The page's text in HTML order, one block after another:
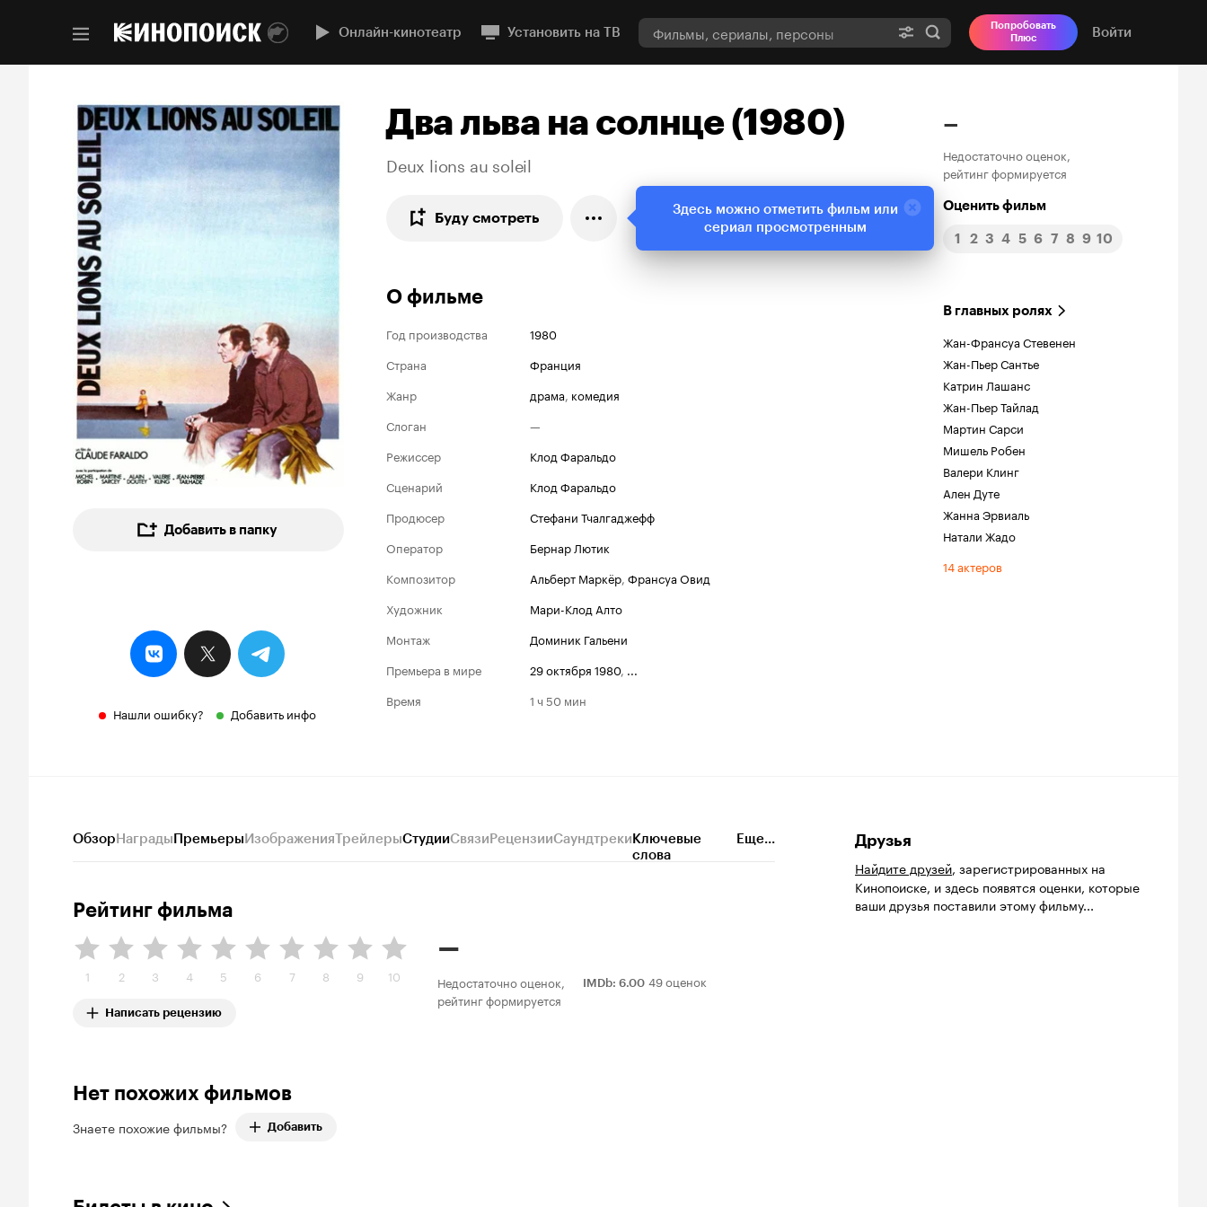
Онлайн-кинотеатр Установить на ТВ
Попробовать
Плюс
Войти
Добавить в папку
Нашли ошибку? Добавить инфо
Два льва на солнце (1980)
Deux lions au soleil
Буду смотреть
–
Недостаточно оценок,
рейтинг формируется
Оценить фильм
1 2 3 4 5 6 7 8 9 10
О фильме
Год производства
1980
Страна
Франция
Жанр
драма, комедия
Слоган
—
Режиссер
Клод Фаральдо
Сценарий
Клод Фаральдо
Продюсер
Стефани Тчалгаджефф
Оператор
Бернар Лютик
Композитор
Альберт Маркёр, Франсуа Овид
Художник
Мари-Клод Алто
Монтаж
Доминик Гальени
Премьера в мире
29 октября 1980, ...
Время
1 ч 50 мин
В главных ролях
Жан-Франсуа Стевенен
Жан-Пьер Сантье
Катрин Лашанс
Жан-Пьер Тайлад
Мартин Сарси
Мишель Робен
Валери Клинг
Ален Дуте
Жанна Эрвиаль
Натали Жадо
14 актеров
ОбзорНаградыПремьерыИзображенияТрейлерыСтудииСвязиРецензииСаундтрекиКлючевые
слова
Еще...
Рейтинг фильма
1 2 3 4 5 6 7 8 9 10
Написать рецензию
–
Недостаточно оценок,
рейтинг формируется
IMDb: 6.00 49 оценок
Нет похожих фильмов
Знаете похожие фильмы? Добавить
Друзья
Найдите друзей, зарегистрированных на
Кинопоиске, и здесь появятся оценки, которые
ваши друзья поставили этому фильму...
Здесь можно отметить фильм или
сериал просмотренным